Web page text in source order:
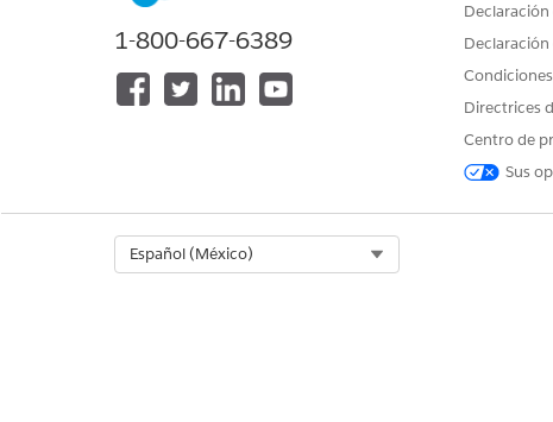
Atributos de admisión
El formulario de admisión
Dispositivo de destino: El
desde una lista rellenada
Este proceso de servicio
incluir lógica personalizada,
1-800-667-6389
Declaración
Directrices
Centro de
Sus
Español (México)